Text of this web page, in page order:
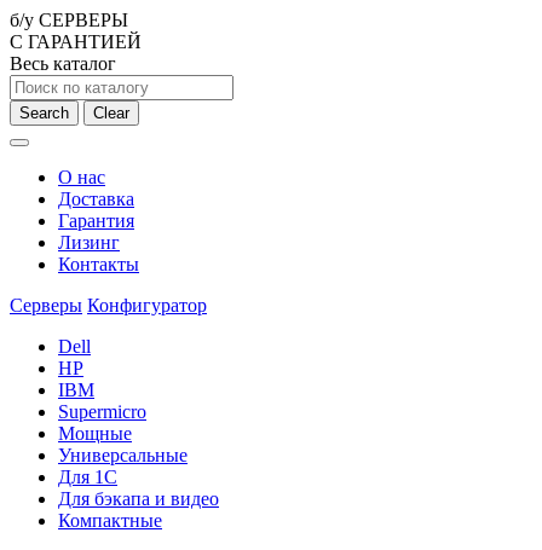
б/у СЕРВЕРЫ
С ГАРАНТИЕЙ
Весь каталог
Search Clear
О нас
Доставка
Гарантия
Лизинг
Контакты
Серверы Конфигуратор
Dell
HP
IBM
Supermicro
Мощные
Универсальные
Для 1С
Для бэкапа и видео
Компактные